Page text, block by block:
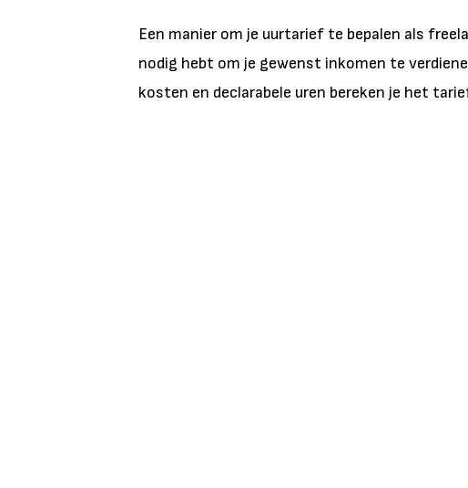
Een manier om je uurtarief te bepalen als
nodig hebt om je gewenst inkomen te
kosten en declarabele uren bereken je het